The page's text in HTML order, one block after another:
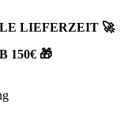
LIEFERZEIT 🚀
150€ 🎁